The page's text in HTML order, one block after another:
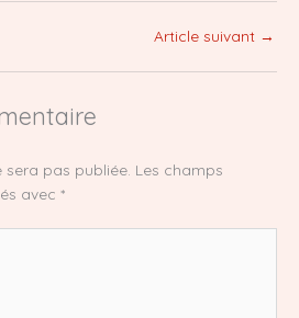
Article suivant →
pas publiée. Les champs
avec *